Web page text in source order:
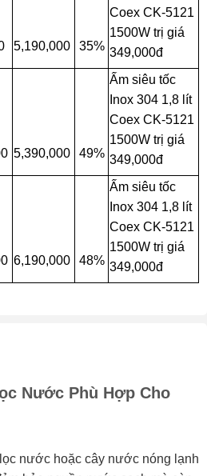
5,190,000 35%
Coex CK-5121
1500W trị giá
349,000đ
5,390,000 49%
Ấm siêu tốc
Inox 304 1,8 lít
Coex CK-5121
1500W trị giá
349,000đ
6,190,000 48%
Ấm siêu tốc
Inox 304 1,8 lít
Coex CK-5121
1500W trị giá
349,000đ
Nước Phù Hợp Cho
nước hoặc cây nước nóng lạnh